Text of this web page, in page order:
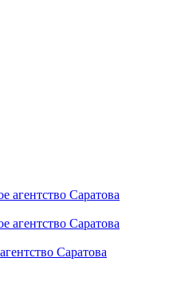
Саратова